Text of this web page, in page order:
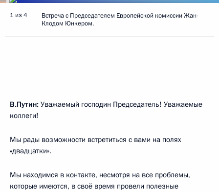
1 из 4
Встреча с Председателем Европейской комиссии Жан-
Клодом Юнкером.
В.Путин: Уважаемый господин Председатель! Уважаемые
коллеги!
Мы рады возможности встретиться с вами на полях
«двадцатки».
Мы находимся в контакте, несмотря на все проблемы,
которые имеются, в своё время провели полезные